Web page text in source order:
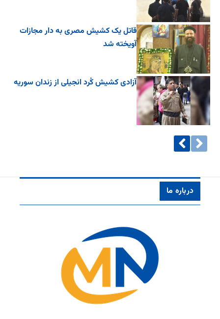
قاتل یک کشیش مصری به دار مجازات
آویخته شد
آزادی کشیش کُرد انجیلی از زندان سوریه
درباره ما